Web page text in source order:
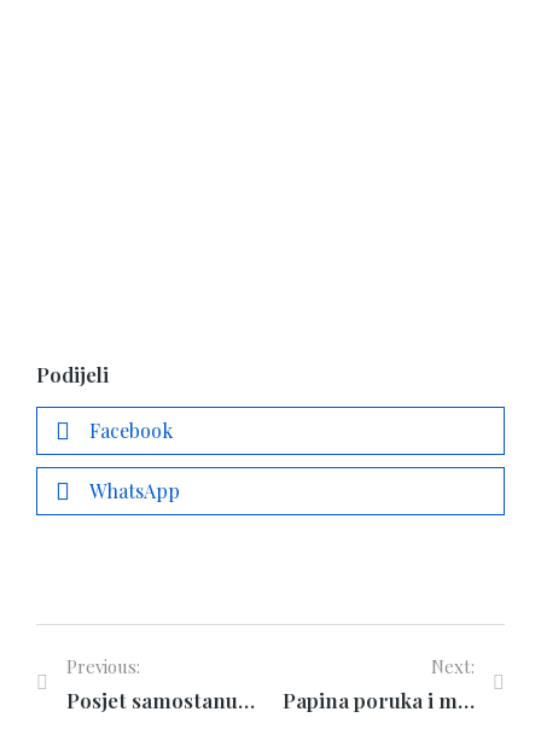
Podijeli
Facebook
WhatsApp
Previous:
Posjet samostanu sv. Frane
Next:
Papina poruka i molitvena nakana u veljači: za svećenička i redovnička zvanja